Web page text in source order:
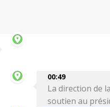
00:49
La direction de
soutien au